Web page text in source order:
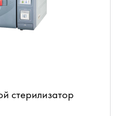
стерилизатор